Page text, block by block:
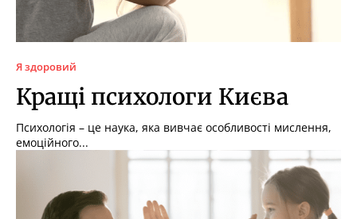
Я здоровий
Кращі психологи Києва
Психологія – це наука, яка вивчає особливості мислення,
емоційного...